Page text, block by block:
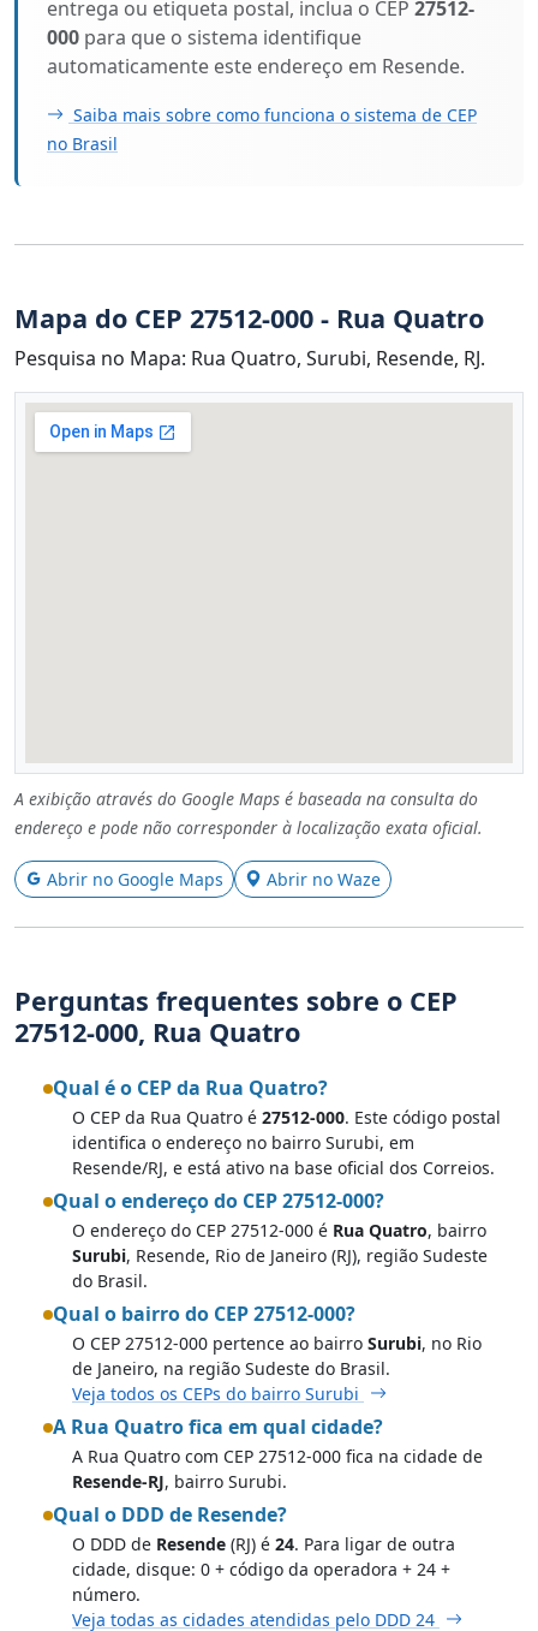
entrega ou etiqueta postal, inclua o CEP 27512-
000 para que o sistema identifique
automaticamente este endereço em Resende.
Saiba mais sobre como funciona o sistema de CEP
no Brasil
Mapa do CEP 27512-000 - Rua Quatro
Pesquisa no Mapa: Rua Quatro, Surubi, Resende, RJ.
A exibição através do Google Maps é baseada na consulta do
endereço e pode não corresponder à localização exata oficial.
Abrir no Google Maps Abrir no Waze
Perguntas frequentes sobre o CEP
27512-000, Rua Quatro
Qual é o CEP da Rua Quatro?
O CEP da Rua Quatro é 27512-000. Este código postal
identifica o endereço no bairro Surubi, em
Resende/RJ, e está ativo na base oficial dos Correios.
Qual o endereço do CEP 27512-000?
O endereço do CEP 27512-000 é Rua Quatro, bairro
Surubi, Resende, Rio de Janeiro (RJ), região Sudeste
do Brasil.
Qual o bairro do CEP 27512-000?
O CEP 27512-000 pertence ao bairro Surubi, no Rio
de Janeiro, na região Sudeste do Brasil.
Veja todos os CEPs do bairro Surubi
A Rua Quatro fica em qual cidade?
A Rua Quatro com CEP 27512-000 fica na cidade de
Resende-RJ, bairro Surubi.
Qual o DDD de Resende?
O DDD de Resende (RJ) é 24. Para ligar de outra
cidade, disque: 0 + código da operadora + 24 +
número.
Veja todas as cidades atendidas pelo DDD 24